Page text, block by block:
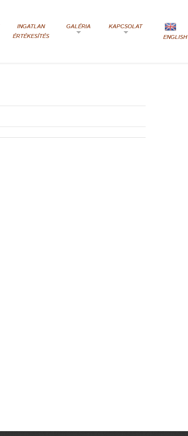
INGATLAN
ÉRTÉKESÍTÉS
GALÉRIA
KAPCSOLAT
ENGLISH